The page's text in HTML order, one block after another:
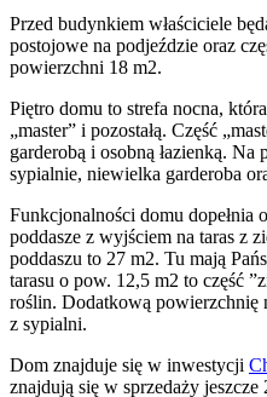
Przed budynkiem właściciele
postojowe na podjeździe oraz
powierzchni 18 m2.
Piętro domu to strefa nocna,
„master” i pozostałą. Część
garderobą i osobną łazienką.
sypialnie, niewielka garderoba
Funkcjonalności domu dopełnia
poddasze z wyjściem na taras z
poddaszu to 27 m2. Tu mają
tarasu o pow. 12,5 m2 to część
roślin. Dodatkową powierzchnię
z sypialni.
Dom znajduje się w inwestycji
znajdują się w sprzedaży jeszcze